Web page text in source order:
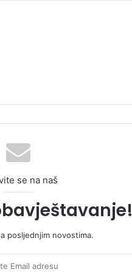
se na naš
posljednjim novostima.